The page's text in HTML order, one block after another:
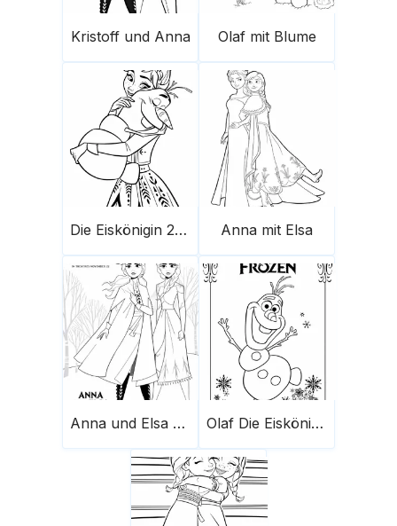
Kristoff und Anna Olaf mit Blume
Die Eiskönigin 2 Olaf und Anna 683X1024 Anna mit Elsa
Anna und Elsa aus Frozen 2 Olaf Die Eiskönigin